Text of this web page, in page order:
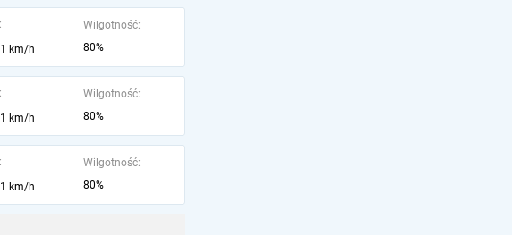
km/h
Wilgotność:
80%
km/h
Wilgotność:
80%
km/h
Wilgotność:
80%